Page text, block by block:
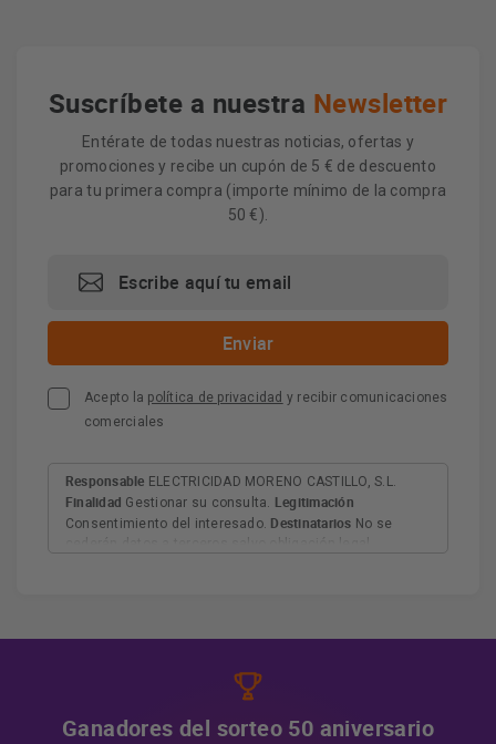
Suscríbete a nuestra Newsletter
Entérate de todas nuestras noticias, ofertas y
promociones y recibe un cupón de 5 € de descuento
para tu primera compra (importe mínimo de la compra
50 €).
Acepto la política de privacidad y recibir comunicaciones
comerciales
Responsable ELECTRICIDAD MORENO CASTILLO, S.L.
Finalidad Gestionar su consulta. Legitimación
Consentimiento del interesado. Destinatarios No se
Ganadores del sorteo 50 aniversario